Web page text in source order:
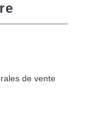
de vente